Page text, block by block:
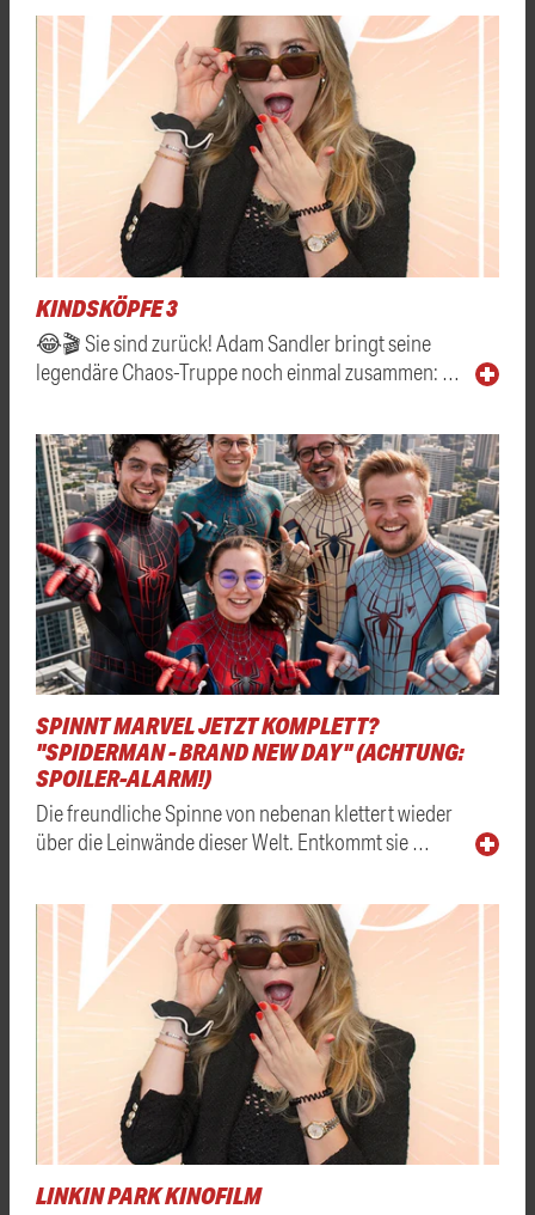
KINDSKÖPFE 3
😂🎬 Sie sind zurück! Adam Sandler bringt seine
legendäre Chaos-Truppe noch einmal zusammen: …
SPINNT MARVEL JETZT KOMPLETT?
"SPIDERMAN - BRAND NEW DAY" (ACHTUNG:
SPOILER-ALARM!)
Die freundliche Spinne von nebenan klettert wieder
über die Leinwände dieser Welt. Entkommt sie …
LINKIN PARK KINOFILM